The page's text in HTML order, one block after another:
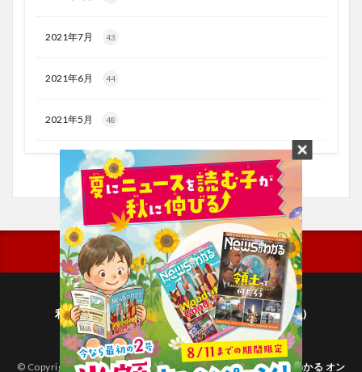
2021年7月 43
2021年6月 44
2021年5月 48
利用規約
プライバシーポリシー(毎日新聞出版)
個人情報について(毎日新聞社)
© Copyright 2026子どものためのニュース雑誌「ニュースがわかる オン